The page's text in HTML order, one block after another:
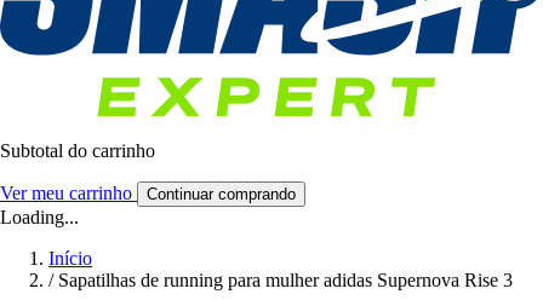
Subtotal do carrinho
Ver meu carrinho Continuar comprando
Loading...
Início
/ Sapatilhas de running para mulher adidas Supernova Rise 3